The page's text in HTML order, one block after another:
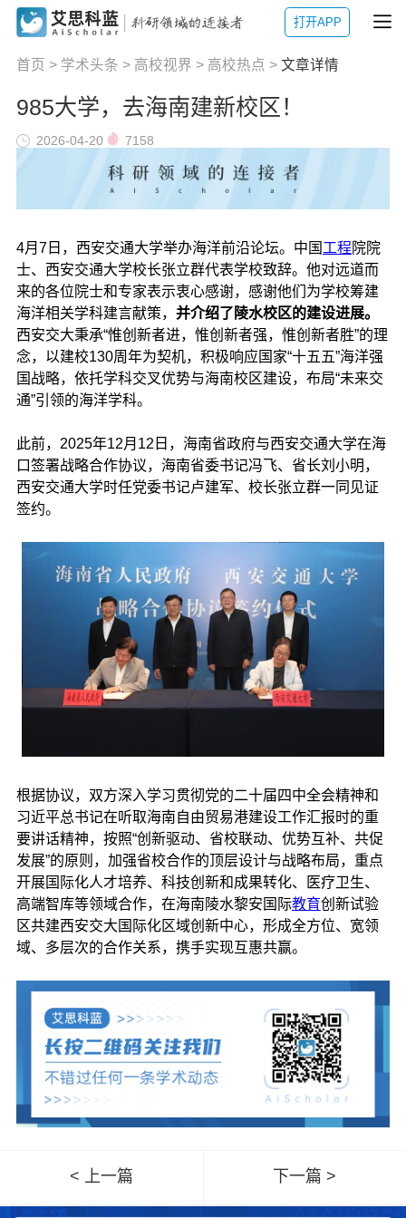
打开APP
首页 > 学术头条 > 高校视界 > 高校热点 > 文章详情
985大学，去海南建新校区！
2026-04-20 7158
4月7日，西安交通大学举办海洋前沿论坛。中国 工程 院院
士、西安交通大学校长张立群代表学校致辞。他对远道而
来的各位院士和专家表示衷心感谢，感谢他们为学校筹建
海洋相关学科建言献策， 并介绍了陵水校区的建设进展。
西安交大秉承“惟创新者进，惟创新者强，惟创新者胜”的理
念，以建校130周年为契机，积极响应国家“十五五”海洋强
国战略，依托学科交叉优势与海南校区建设，布局“未来交
通”引领的海洋学科。
此前，2025年12月12日，海南省政府与西安交通大学在海
口签署战略合作协议，海南省委书记冯飞、省长刘小明，
西安交通大学时任党委书记卢建军、校长张立群一同见证
签约。
根据协议，双方深入学习贯彻党的二十届四中全会精神和
习近平总书记在听取海南自由贸易港建设工作汇报时的重
要讲话精神，按照“创新驱动、省校联动、优势互补、共促
发展”的原则，加强省校合作的顶层设计与战略布局，重点
开展国际化人才培养、科技创新和成果转化、医疗卫生、
高端智库等领域合作，在海南陵水黎安国际教育创新试验
区共建西安交大国际化区域创新中心，形成全方位、宽领
域、多层次的合作关系，携手实现互惠共赢。
< 上一篇 下一篇 >